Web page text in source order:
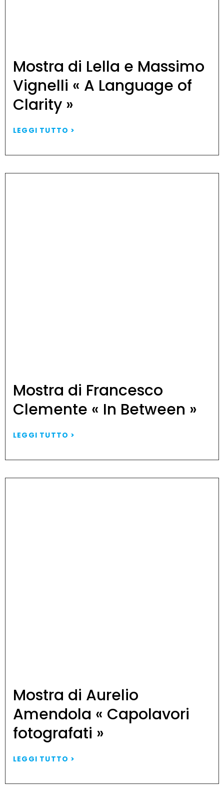
Mostra di Lella e Massimo
Vignelli « A Language of
Clarity »
LEGGI TUTTO >
Mostra di Francesco
Clemente « In Between »
LEGGI TUTTO >
Mostra di Aurelio
Amendola « Capolavori
fotografati »
LEGGI TUTTO >